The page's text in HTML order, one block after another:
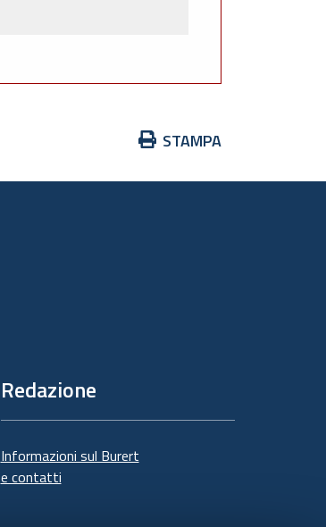
Azioni
documento
STAMPA
Redazione
Informazioni sul Burert
e contatti